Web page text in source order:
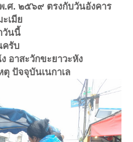
ศ. ๒๕๖๙ ตรงกับวันอังคาร
เมีย
วันนี้
รับ
อาสะวักขะยาวะหัง
ปัจจุบันเนกาเล